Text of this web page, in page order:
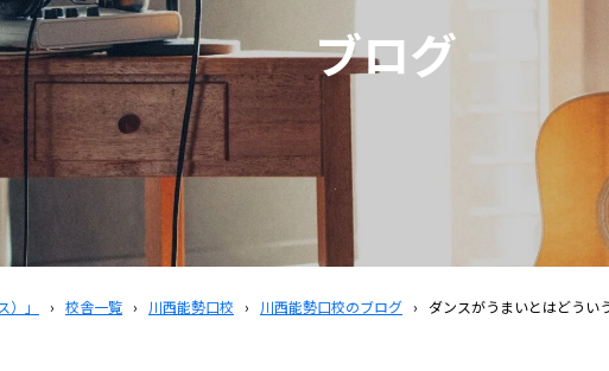
ブログ
」 › 校舎一覧 › 川西能勢口校 › 川西能勢口校のブログ › ダンスがうまいとはどうい